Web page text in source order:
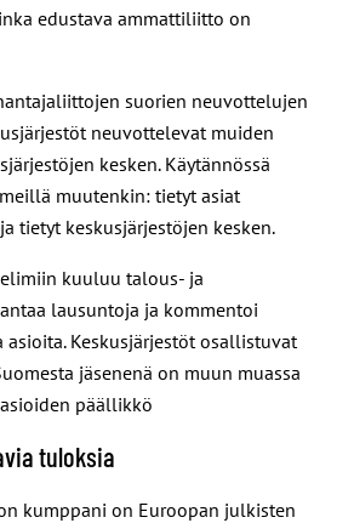
edustava ammattiliitto on
suorien neuvottelujen
neuvottelevat muiden
kesken. Käytännössä
muutenkin: tietyt asiat
tietyt keskusjärjestöjen kesken.
kuuluu talous- ja
lausuntoja ja kommentoi
Keskusjärjestöt osallistuvat
jäsenenä on muun muassa
päällikkö
tuloksia
kumppani on Euroopan julkisten